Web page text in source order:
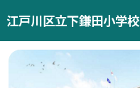
江戸川区立下鎌田小学校